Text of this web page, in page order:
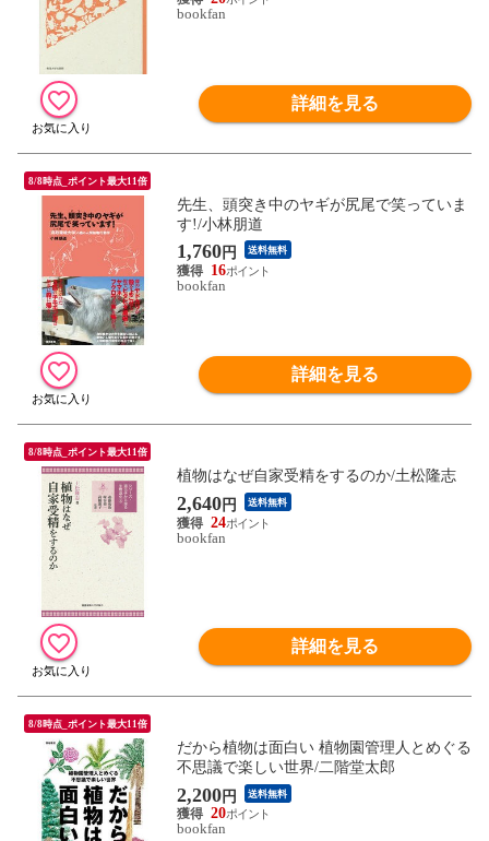
bookfan
詳細を見る
8/8時点_ポイント最大11倍
先生、頭突き中のヤギが尻尾で笑っていま
す!/小林朋道
1,760円 送料無料
16
bookfan
詳細を見る
8/8時点_ポイント最大11倍
植物はなぜ自家受精をするのか/土松隆志
2,640円 送料無料
24
bookfan
詳細を見る
8/8時点_ポイント最大11倍
だから植物は面白い 植物園管理人とめぐる
不思議で楽しい世界/二階堂太郎
2,200円 送料無料
20
bookfan